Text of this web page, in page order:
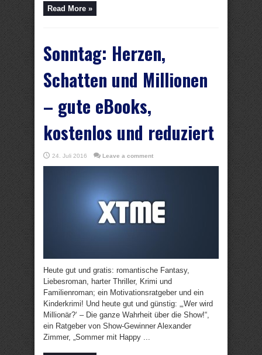
Read More »
Sonntag: Herzen,
Schatten und Millionen
– gute eBooks,
kostenlos und reduziert
24. Juli 2016 Leave a comment
Heute gut und gratis: romantische Fantasy,
Liebesroman, harter Thriller, Krimi und
Familienroman; ein Motivationsratgeber und ein
Kinderkrimi! Und heute gut und günstig: „‚Wer wird
Millionär?‘ – Die ganze Wahrheit über die Show!“,
ein Ratgeber von Show-Gewinner Alexander
Zimmer, „Sommer mit Happy ...